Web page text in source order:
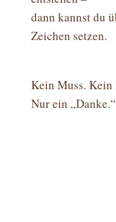
dann kannst du
Zeichen setzen.
Kein Muss. Kein
Nur ein